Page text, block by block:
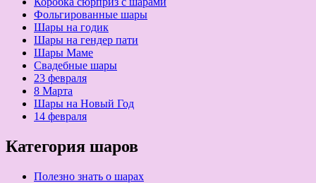
Фольгированные шары
Шары на годик
Шары на гендер пати
Шары Маме
Свадебные шары
23 февраля
8 Марта
Шары на Новый Год
14 февраля
Категория шаров
Полезно знать о шарах